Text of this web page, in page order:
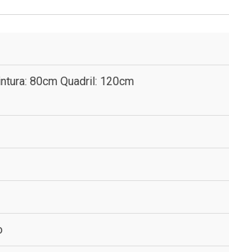
80cm Quadril: 120cm